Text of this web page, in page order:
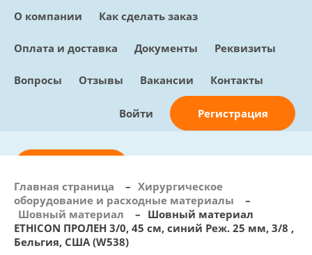
О компании Как сделать заказ
Оплата и доставка Документы Реквизиты
Вопросы Отзывы Вакансии Контакты
Войти Регистрация
info@sunmed.ru
Пн – Пт: с 10:00 - 18:00
+7 (495) 730-90-25
Главная страница – Хирургическое
оборудование и расходные материалы
–
Шовный материал
– Шовный материал
ETHICON ПРОЛЕН 3/0, 45 см, синий Реж. 25 мм, 3/8 ,
Бельгия, США (W538)